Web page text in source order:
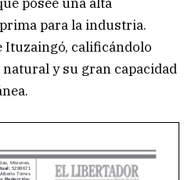
para la industria.
Ituzaingó, calificándolo
y su gran capacidad